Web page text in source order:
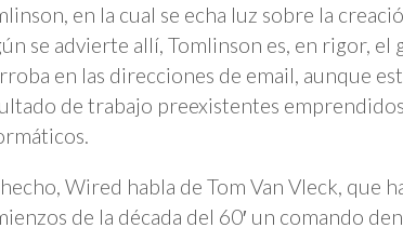
en la cual se echa luz sobre la
se advierte allí, Tomlinson es, en rigor, el
en las direcciones de email, aunque
de trabajo preexistentes
Wired habla de Tom Van Vleck, que
de la década del 60′ un comando